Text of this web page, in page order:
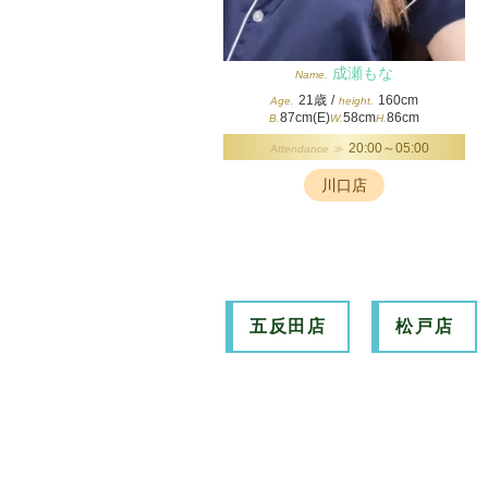
Name. 成瀬もな
Age. 21歳 / height. 160cm
B.87cm(E)W.58cmH.86cm
Attendance ≫ 20:00～05:00
川口店
五反田店 松戸店